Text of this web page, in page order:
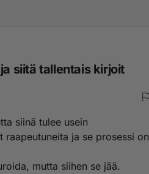
siitä tallentais kirjoit
siinä tulee usein
ja se prosessi on
mutta siihen se jää.